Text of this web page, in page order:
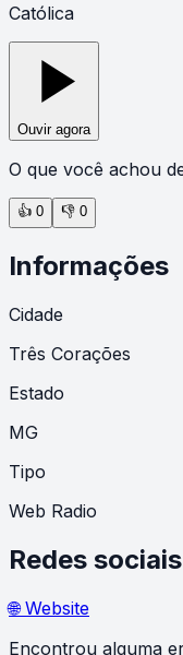
Católica
Ouvir agora
O que você achou
👍 0 👎 0
Informações
Cidade
Três Corações
Estado
MG
Tipo
Web Radio
Redes sociais
🌐 Website
Encontrou alguma